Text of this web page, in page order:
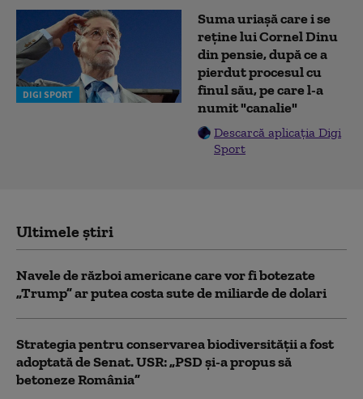
DIGI SPORT
Suma uriașă care i se
reține lui Cornel Dinu
din pensie, după ce a
pierdut procesul cu
finul său, pe care l-a
numit "canalie"
Descarcă aplicația Digi
Sport
Ultimele știri
Navele de război americane care vor fi botezate
„Trump” ar putea costa sute de miliarde de dolari
Strategia pentru conservarea biodiversității a fost
adoptată de Senat. USR: „PSD și-a propus să
betoneze România”